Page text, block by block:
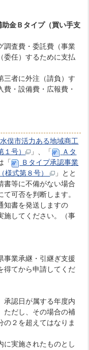
金Ｂタイプ（買い手支
調査費・委託費（事業
委任）するために支払
三者に外注（請負）す
・設備費・広報費・
水俣市活力ある地域商工
１号）
」、「
Ａタ
「
Ｂタイプ承認事業
様式第８号）
」とと
書等に不備がない場合
可否を判断します。
知書を発送しますの
施してください。（事
事業承継・引継ぎ支援
得てから申請してくだ
承認日が属する年度内
ただし、その場合の補
の２を超えてはなりま
実施されたものとし